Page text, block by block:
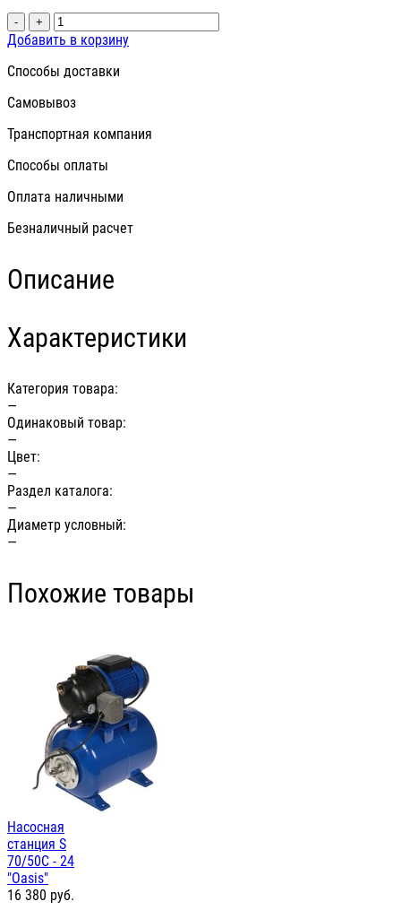
- +
Добавить в корзину
Способы доставки
Самовывоз
Транспортная компания
Способы оплаты
Оплата наличными
Безналичный расчет
Описание
Характеристики
Категория товара:
—
Одинаковый товар:
—
Цвет:
—
Раздел каталога:
—
Диаметр условный:
—
Похожие товары
Насосная
станция S
70/50C - 24
"Oasis"
16 380 руб.